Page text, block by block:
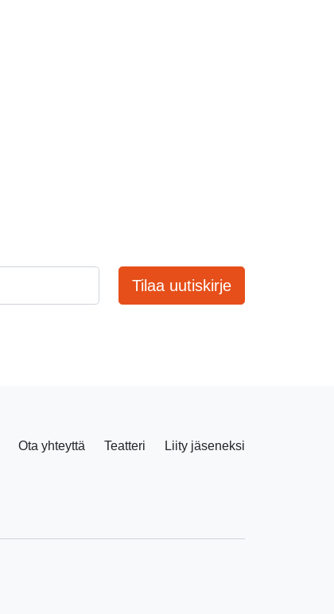
Tilaa uutiskirje
Ota yhteyttä Teatteri Liity jäseneksi